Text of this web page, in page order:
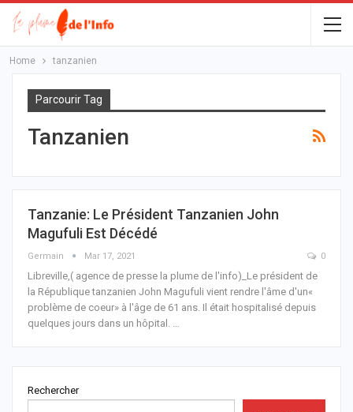
Home tanzanien
Parcourir Tag
Tanzanien
Tanzanie: Le Président Tanzanien John
Magufuli Est Décédé
Germain Mar 17, 2021 0
Libreville,( agence de presse la plume de l'info)_Le président de
la République tanzanien John Magufuli vient rendre l'âme d'un«
problème de coeur» à l'âge de 61 ans. Il était hospitalisé depuis
quelques jours dans un hôpital. …
Rechercher